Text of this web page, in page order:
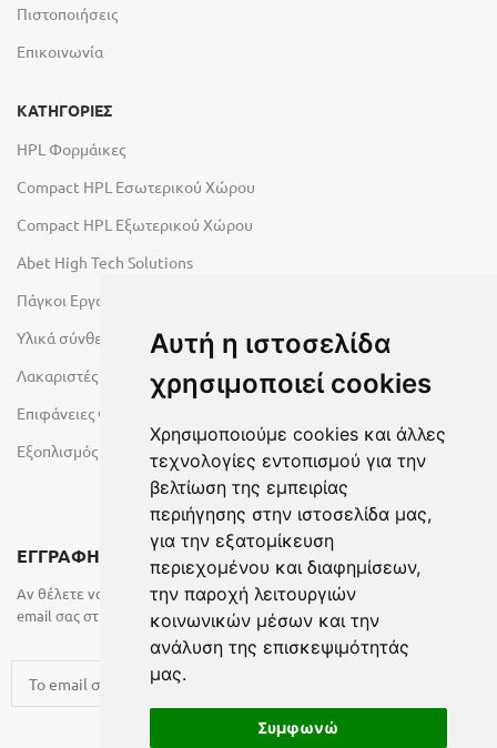
Αυτή η ιστοσελίδα
χρησιμοποιεί cookies
Χρησιμοποιούμε cookies και άλλες
τεχνολογίες εντοπισμού για την
βελτίωση της εμπειρίας
περιήγησης στην ιστοσελίδα μας,
για την εξατομίκευση
περιεχομένου και διαφημίσεων,
την παροχή λειτουργιών
κοινωνικών μέσων και την
ανάλυση της επισκεψιμότητάς
μας.
Συμφωνώ
Πιστοποιήσεις
Επικοινωνία
ΚΑΤΗΓΟΡΙΕΣ
HPL Φορμάικες
Compact HPL Εσωτερικού Χώρου
Compact HPL Εξωτερικού Χώρου
Abet High Tech Solutions
Πάγκοι Εργασίας Duropal
Υλικά σύνθεσης πόρτας
Λακαριστές επιφάνειες Primeboard
Επιφάνειες Φυσικών Πετρωμάτων
Εξοπλισμός Υγρών Χώρων
ΕΓΓΡΑΦΗ ΣΤΟ NEWSLETTER
Αν θέλετε να λαμβάνετε ενημερωτικά email συμπληρώστε το
email σας στην παρακάτω φόρμα